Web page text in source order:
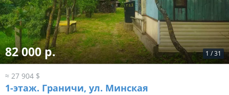
1 /31
82 000 р.
≈ 27 904 $
1-этаж. Граничи, ул. Минская